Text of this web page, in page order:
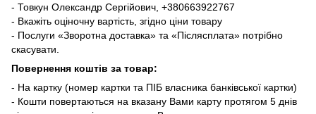
- Товкун Олександр Сергійович, +380663922767
- Вкажіть оціночну вартість, згідно ціни товару
- Послуги «Зворотна доставка» та «Післясплата» потрібно
скасувати.
Повернення коштів за товар:
- На картку (номер картки та ПІБ власника банківської картки)
- Кошти повертаються на вказану Вами карту протягом 5 днів